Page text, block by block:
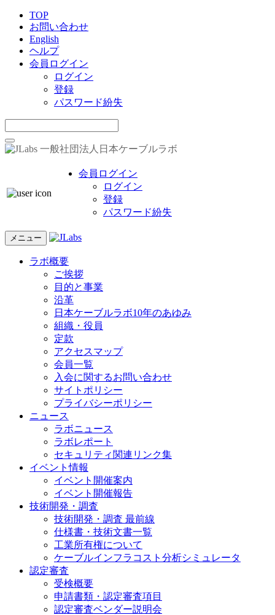
TOP
お問い合わせ
English
ヘルプ
会員ログイン
ログイン
登録
パスワード紛失
一般社団法人日本ケーブルラボ
会員ログイン
ログイン
登録
パスワード紛失
メニュー
ラボ概要
ご挨拶
目的と事業
沿革
日本ケーブルラボ10年のあゆみ
組織・役員
定款
アクセスマップ
会員一覧
入会に関するお問い合わせ
サイトポリシー
プライバシーポリシー
ニュース
ラボニュース
ラボレポート
セキュリティ関連リンク集
イベント情報
イベント開催案内
イベント開催報告
技術開発・調査
技術開発・調査 最前線
仕様書・技術文書一覧
工業所有権について
ケーブルインフラコスト分析シミュレータ
認定審査
受検概要
申請書類・認定審査項目
認定審査ベンダー説明会